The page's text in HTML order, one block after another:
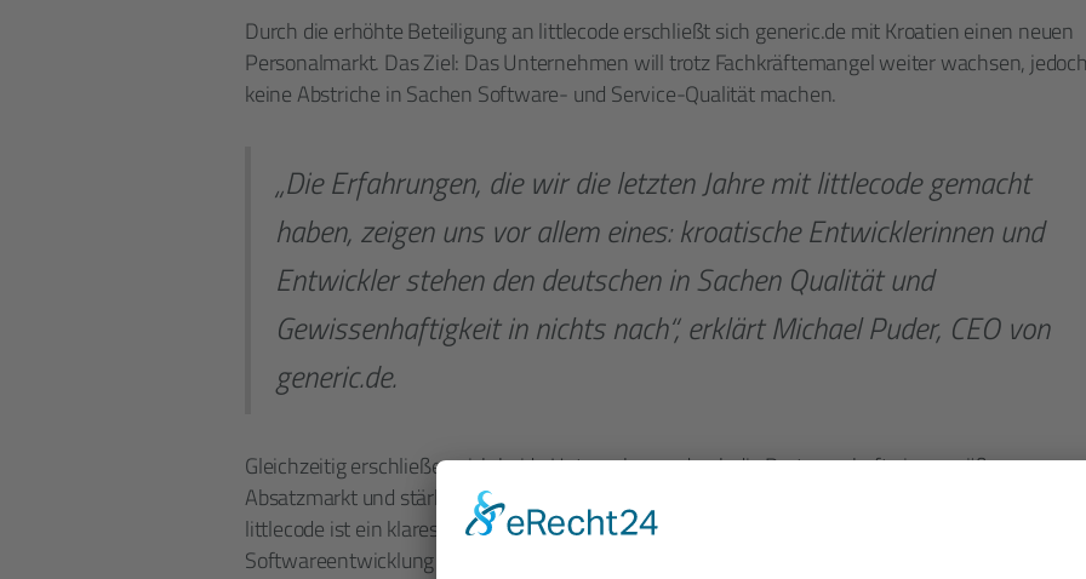
Durch die erhöhte Beteiligung an littlecode erschließt sich generic.de mit Kroatien einen neuen
Personalmarkt. Das Ziel: Das Unternehmen will trotz Fachkräftemangel weiter wachsen,
keine Abstriche in Sachen Software- und Service-Qualität machen.
„Die Erfahrungen, die wir die letzten Jahre mit littlecode gemacht
haben, zeigen uns vor allem eines: kroatische Entwicklerinnen und
Entwickler stehen den deutschen in Sachen Qualität und
Gewissenhaftigkeit in nichts nach“, erklärt Michael Puder, CEO von
generic.de.
Gleichzeitig erschließen sich beide Unternehmen durch die Partnerschaft einen größeren
Absatzmarkt und stärken ihre Position auf dem europäischen Markt. „Die weitere Investition in
littlecode ist ein klares Bekenntnis zu unserer gemeinsamen Vision, zur Spitze der individuellen
Softwareentwicklung in Europa zu gehören“, betont Puder.